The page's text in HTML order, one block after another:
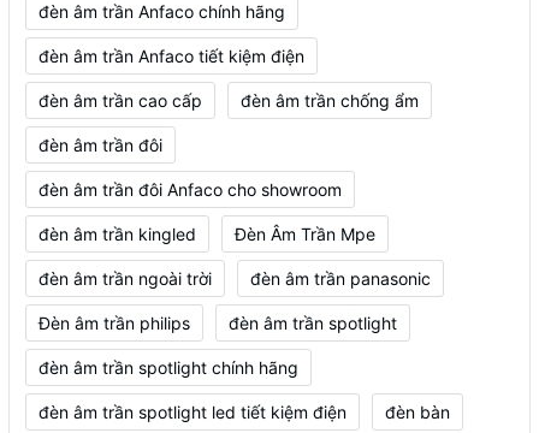
đèn âm trần Anfaco chính hãng
đèn âm trần Anfaco tiết kiệm điện
đèn âm trần cao cấp đèn âm trần chống ẩm
đèn âm trần đôi
đèn âm trần đôi Anfaco cho showroom
đèn âm trần kingled Đèn Âm Trần Mpe
đèn âm trần ngoài trời đèn âm trần panasonic
Đèn âm trần philips đèn âm trần spotlight
đèn âm trần spotlight chính hãng
đèn âm trần spotlight led tiết kiệm điện đèn bàn